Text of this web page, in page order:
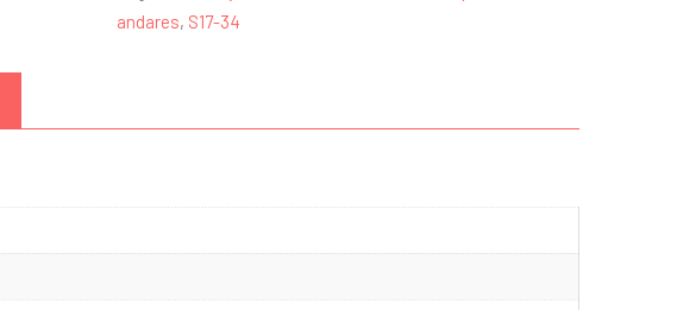
andares, S17-34